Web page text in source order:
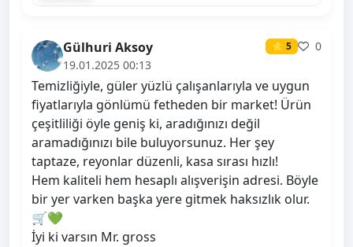
Gülhuri Aksoy ⭐ 5
0
19.01.2025 00:13
Temizliğiyle, güler yüzlü çalışanlarıyla ve uygun
fiyatlarıyla gönlümü fetheden bir market! Ürün
çeşitliliği öyle geniş ki, aradığınızı değil
aramadığınızı bile buluyorsunuz. Her şey
taptaze, reyonlar düzenli, kasa sırası hızlı!
Hem kaliteli hem hesaplı alışverişin adresi. Böyle
bir yer varken başka yere gitmek haksızlık olur.
🛒💚
İyi ki varsın Mr. gross